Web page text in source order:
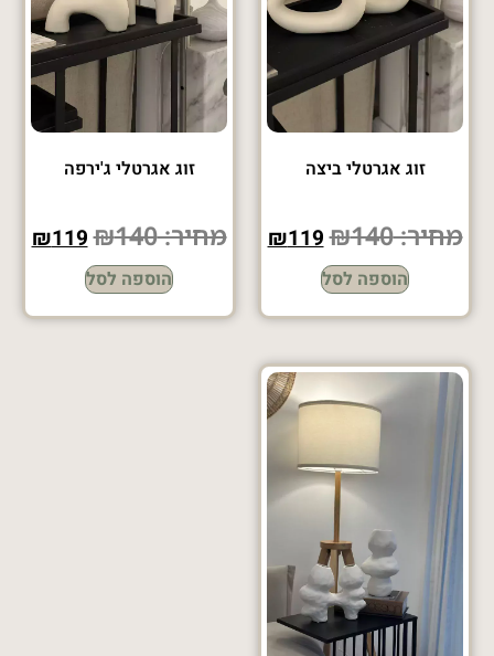
זוג אגרטלי ביצה
מחיר: ₪140
₪119
הוספה לסל
זוג אגרטלי ג'ירפה
מחיר: ₪140
₪119
הוספה לסל